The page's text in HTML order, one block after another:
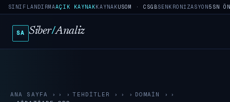
SINIFLANDIRMAAÇIK KAYNAKKAYNAKUSOM · CSGBSENKRONIZASYON5SN
SA Siber/Analiz
ANA SAYFA › TEHDITLER › DOMAIN
›